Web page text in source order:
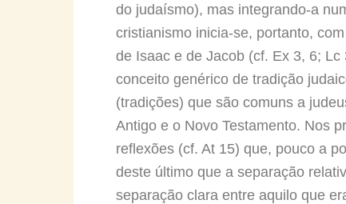
do judaísmo), mas integrando-a
cristianismo inicia-se, portanto,
de Isaac e de Jacob (cf. Ex 3, 6;
conceito genérico de tradição
(tradições) que são comuns a
Antigo e o Novo Testamento. Nos
reflexões (cf. At 15) que, pouco a
deste último que a separação
separação clara entre aquilo que